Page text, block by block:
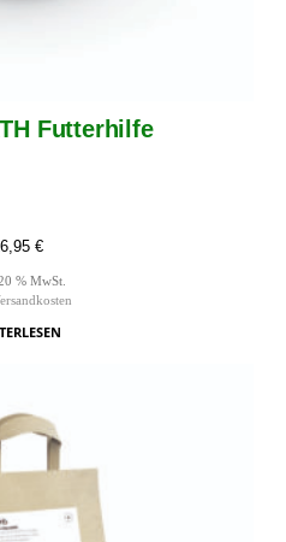
Futterhilfe
€
% MwSt.